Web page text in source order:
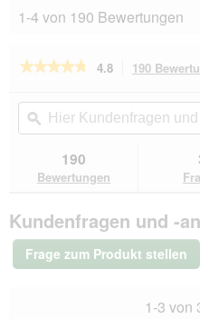
1-4 von 190 Bewertungen
★★★★★
★★★★★
5
lesen
RINTI
Mini
Kalb
Geflügel
4.8 190
Hier
Kundenfragen
und
Kundenantworten
durchsuchen
ϙ
190
Bewertungen
Kundenfragen und -
Frage zum Produkt stellen
1-3 von